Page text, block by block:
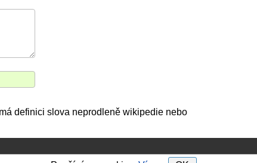
definici slova neprodleně wikipedie nebo